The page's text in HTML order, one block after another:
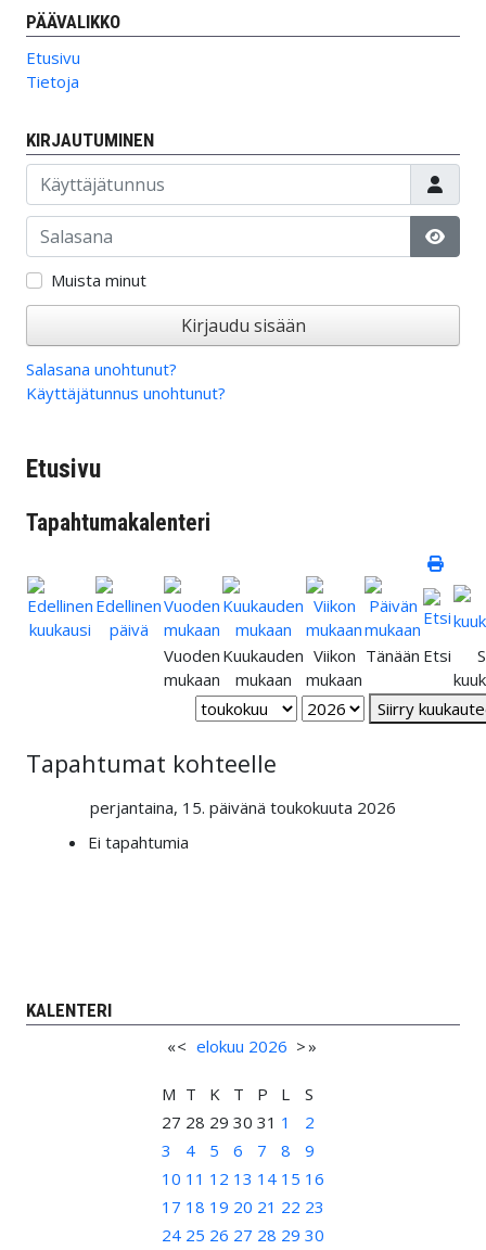
PÄÄVALIKKO
Etusivu
Tietoja
KIRJAUTUMINEN
Käyttäjätunnus
Salasana
Muista minut
Kirjaudu sisään
Salasana unohtunut?
Käyttäjätunnus unohtunut?
Etusivu
Tapahtumakalenteri
Vuoden
mukaan
Kuukauden
mukaan
Viikon
mukaan
Tänään Etsi
Siirry
Tapahtumat kohteelle
perjantaina, 15. päivänä toukokuuta 2026
Ei tapahtumia
KALENTERI
«< elokuu 2026 >»
M T K T P L
S
27 28 29 30 31 1
2
3
4 5 6 7 8
9
10 11 12 13 14 15 16
17 18 19 20 21 22 23
24 25 26 27 28 29 30